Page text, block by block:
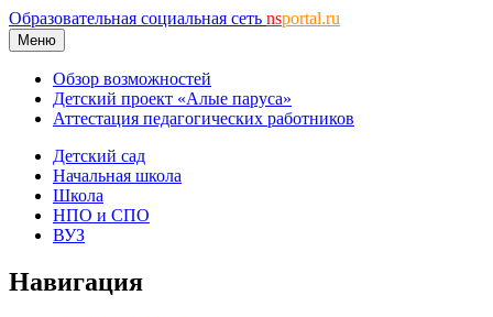
Образовательная социальная сеть nsportal.ru
Меню
Обзор возможностей
Детский проект «Алые паруса»
Аттестация педагогических работников
Детский сад
Начальная школа
Школа
НПО и СПО
ВУЗ
Навигация